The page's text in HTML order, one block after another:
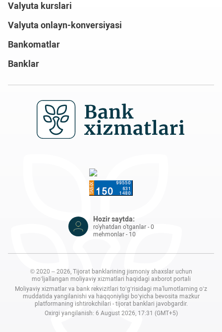
Valyuta kurslari
Valyuta onlayn-konversiyasi
Bankomatlar
Banklar
Hozir saytda:
ro'yhatdan o'tganlar - 0
mehmonlar - 10
© 2020 – 2026, Tijorat banklarining jismoniy shaxslar uchun
mo‘ljallangan moliyaviy xizmatlari haqidagi axborot portali
Moliyaviy xizmatlar va bank rekvizitlari to‘g‘risidagi ma'lumotlarning o‘z
muddatida yangilanishi va haqqoniyligi bo‘yicha bevosita mazkur
platformaning ishtirokchilari - tijorat banklari javobgardir.
Oxirgi yangilanish: 6 August 2026, 17:31 (GMT+5)